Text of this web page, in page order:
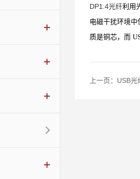
DP1.4光纤利用
电磁干扰环境中
质是铜芯，而
上一页： USB光